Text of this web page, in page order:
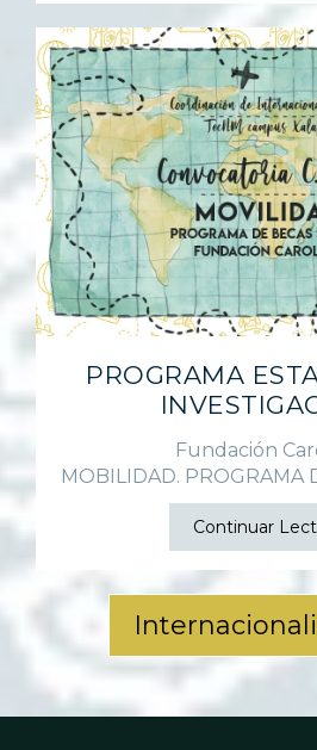
PROGRAMA
Fundación
MOBILIDAD. PROGRAMA
Continuar